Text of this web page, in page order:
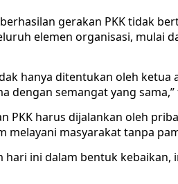
gerakan PKK tidak
elemen organisasi, mulai
hanya ditentukan oleh
dengan semangat yang sama,”
PKK harus dijalankan oleh
melayani masyarakat tanpa
hari ini dalam bentuk